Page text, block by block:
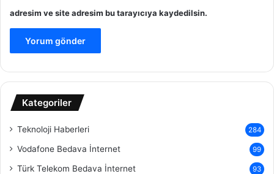
adresim ve site adresim bu tarayıcıya kaydedilsin.
Kategoriler
Teknoloji Haberleri 284
Vodafone Bedava İnternet 99
Türk Telekom Bedava İnternet 93